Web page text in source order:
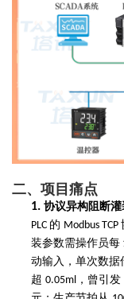
二、项目痛点
1. 协议异构阻断灌
PLC 的 Modbus TCP
装参数需操作员每
动输入，单次数据
超 0.05ml ，曾引发